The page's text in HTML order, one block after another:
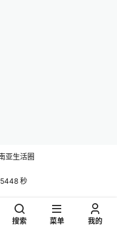
亚生活圈
秒
搜索 菜单 我的